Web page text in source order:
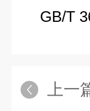
GB/T
上一